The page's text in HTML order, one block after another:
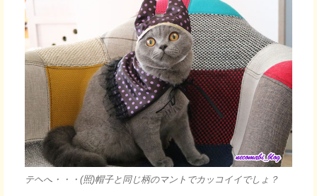
テヘへ・・・(照)帽子と同じ柄のマントでカッコイイでしょ？